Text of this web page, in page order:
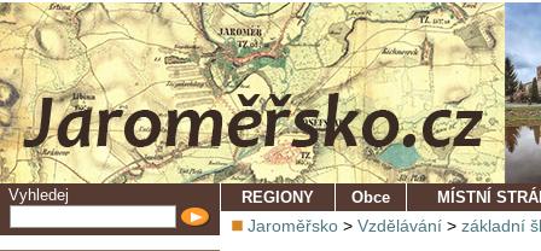
Vyhledej REGIONY Obce MÍSTNÍ
Jaroměřsko > Vzdělávání > základní